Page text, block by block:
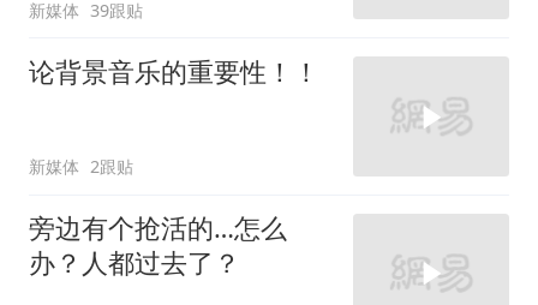
新媒体 39跟贴
论背景音乐的重要性！！
新媒体 2跟贴
旁边有个抢活的…怎么
办？人都过去了？